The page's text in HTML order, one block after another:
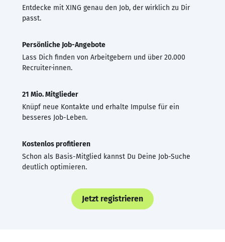
Entdecke mit XING genau den Job, der wirklich zu Dir
passt.
Persönliche Job-Angebote
Lass Dich finden von Arbeitgebern und über 20.000
Recruiter·innen.
21 Mio. Mitglieder
Knüpf neue Kontakte und erhalte Impulse für ein
besseres Job-Leben.
Kostenlos profitieren
Schon als Basis-Mitglied kannst Du Deine Job-Suche
deutlich optimieren.
Jetzt registrieren